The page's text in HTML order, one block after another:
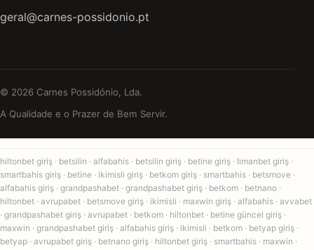
geral@carnes-possidonio.pt
© 2026 Carnes Possidónio, Lda.
A Qualidade e o Prazer de Bem Servir.
hiltonbet giriş · betsilin · alfabahis · betsilin giriş · betine giriş · limanbet giriş ·
smartbahis giriş · betine · ikimisli giriş · betkom giriş · smartbahis · betsmove ·
alfabahis giriş · grandpashabet · grandpashabet giriş · betkom · betnano ·
hiltonbet · avrupabet · betsmove giriş · ikimisli · maxwin giriş · alfabahis · avvabet
· grandpashabet giriş · avrupabet · betkom · hiltonbet · betine güncel giriş ·
maxwin · grandpashabet giriş · alfabahis giriş · ikimisli · betkom · betyap giriş ·
betyap · avrupabet giriş · betnano giriş · hiltonbet giriş · smartbahis · maxwin ·